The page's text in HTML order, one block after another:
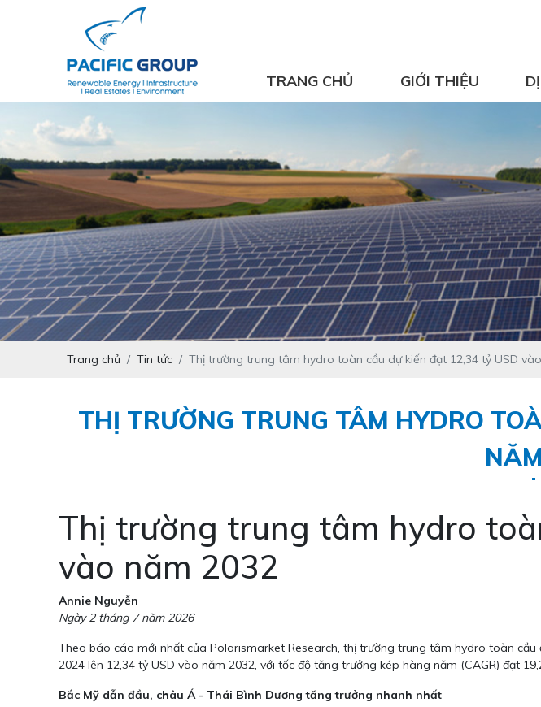
TRANG CHỦ GIỚI THIỆU
Trang chủ Tin tức Thị trường trung tâm hydro toàn cầu dự kiến đạt 12,34 tỷ USD
THỊ TRƯỜNG TRUNG TÂM HYDRO
Thị trường trung tâm hydro
vào năm 2032
Annie Nguyễn
Ngày 2 tháng 7 năm 2026
Theo báo cáo mới nhất của Polarismarket Research, thị trường trung tâm hydro toàn
2024 lên 12,34 tỷ USD vào năm 2032, với tốc độ tăng trưởng kép hàng năm (CAGR) đạt
Bắc Mỹ dẫn đầu, châu Á - Thái Bình Dương tăng trưởng nhanh nhất